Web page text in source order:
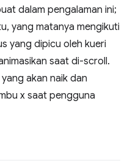
dalam pengalaman ini;
yang matanya mengikuti
yang dipicu oleh kueri
saat di-scroll.
akan naik dan
x saat pengguna